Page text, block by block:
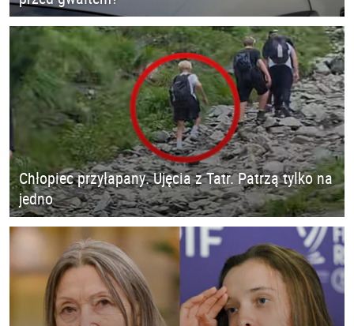
Chłopiec przyłapany. Ujęcia z Tatr. Patrzą tylko na
jedno